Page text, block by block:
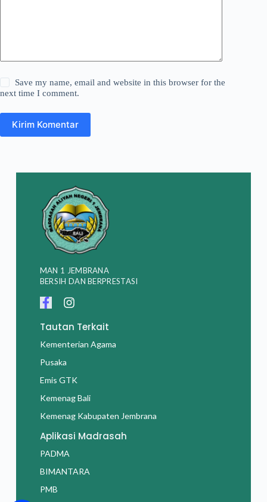
Save my name, email and website in this browser for the
next time I comment.
Kirim Komentar
MAN 1 JEMBRANA
BERSIH DAN BERPRESTASI
Tautan Terkait
Kementerian Agama
Pusaka
Emis GTK
Kemenag Bali
Kemenag Kabupaten Jembrana
Aplikasi Madrasah
PADMA
BIMANTARA
PMB